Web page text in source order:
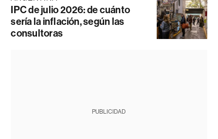
IPC de julio 2026: de cuánto
sería la inflación, según las
consultoras
PUBLICIDAD